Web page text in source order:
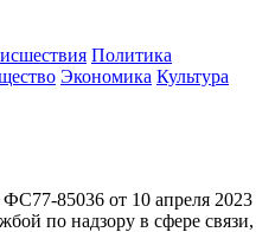
Политика
Экономика Культура
85036 от 10 апреля 2023
по надзору в сфере связи,